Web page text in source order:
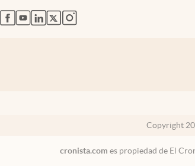
abre en nueva pestaña
abre en nueva pestaña
abre en nueva pestaña
abre en nueva pestaña
abre en nueva pestaña
Copyright
cronista.com es propiedad de El